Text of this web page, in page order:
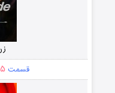
قسمت ۵ (زیرنویس)